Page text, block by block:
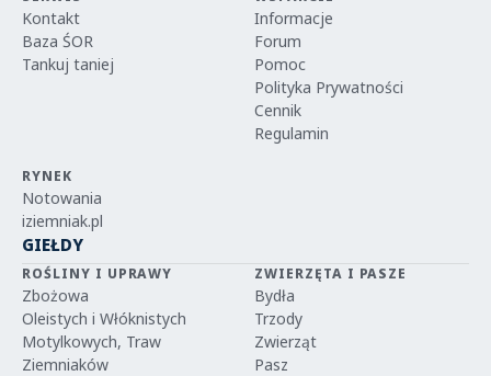
Kontakt
Baza ŚOR
Tankuj taniej
Informacje
Forum
Pomoc
Polityka Prywatności
Cennik
Regulamin
RYNEK
Notowania
iziemniak.pl
GIEŁDY
ROŚLINY I UPRAWY
Zbożowa
Oleistych i Włóknistych
Motylkowych, Traw
Ziemniaków
ZWIERZĘTA I PASZE
Bydła
Trzody
Zwierząt
Pasz